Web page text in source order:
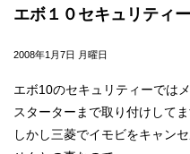
エボ１０セキュリティー
2008年1月7日 月曜日
エボ10のセキュリティーでは
スターターまで取り付けしてま
しかし三菱でイモビをキャン